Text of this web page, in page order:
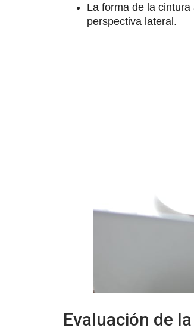
La forma de la
perspectiva lateral.
Evaluación de